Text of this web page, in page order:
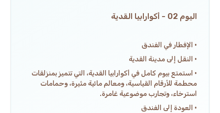
اليوم 02 - أكوارابيا القدية
· الإفطار في الفندق
· النقل إلى مدينة القدية
· استمتع بيوم كامل في أكوارابيا القدية، التي تتميز بمنزلقات
محطمة للأرقام القياسية، ومعالم مائية مثيرة، وحمامات
استرخاء، وتجارب موضوعية غامرة.
· العودة إلى الفندق